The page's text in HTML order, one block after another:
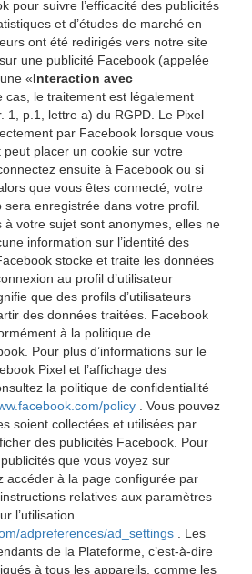
pour suivre l’efficacité des publicités
et d’études de marché en
ont été redirigés vers notre site
une publicité Facebook (appelée
«Interaction avec
cas, le traitement est légalement
1, p.1, lettre a) du RGPD. Le Pixel
par Facebook lorsque vous
placer un cookie sur votre
ensuite à Facebook ou si
que vous êtes connecté, votre
enregistrée dans votre profil.
à votre sujet sont anonymes, elles ne
information sur l’identité des
stocke et traite les données
au profil d’utilisateur
que des profils d’utilisateurs
des données traitées. Facebook
à la politique de
Pour plus d’informations sur le
Pixel et l’affichage des
la politique de confidentialité
policy
. Vous pouvez
soient collectées et utilisées par
des publicités Facebook. Pour
que vous voyez sur
accéder à la page configurée par
relatives aux paramètres
l’utilisation
adpreferences/ad_settings
. Les
de la Plateforme, c’est-à-dire
à tous les appareils, comme les